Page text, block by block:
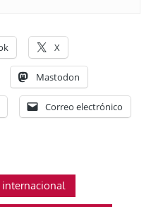
X
Mastodon
Correo electrónico
internacional